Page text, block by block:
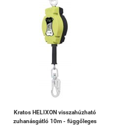
Kratos HELIXON visszahúzható
zuhanásgátló 10m - függőleges